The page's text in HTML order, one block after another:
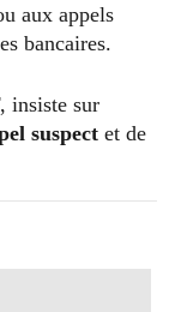
aux appels
bancaires.
insiste sur
suspect et de